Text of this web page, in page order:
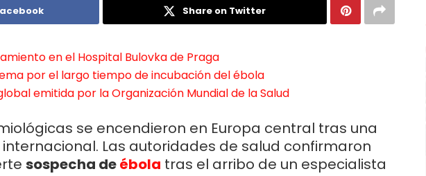
Share on Twitter
en el Hospital Bulovka de Praga
por el largo tiempo de incubación del ébola
emitida por la Organización Mundial de la Salud
se encendieron en Europa central tras una
Las autoridades de salud confirmaron
sospecha deébola tras el arribo de un especialista